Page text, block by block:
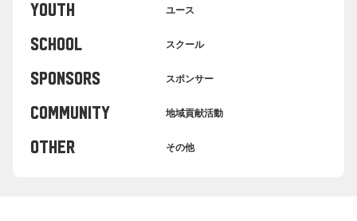
YOUTH ユース
SCHOOL スクール
SPONSORS スポンサー
COMMUNITY 地域貢献活動
OTHER その他